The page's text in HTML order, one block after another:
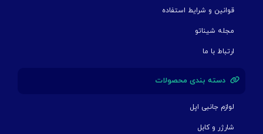
قوانین و شرایط استفاده
مجله شیناتو
ارتباط با ما
دسته بندی محصولات
لوازم جانبی اپل
شارژر و کابل